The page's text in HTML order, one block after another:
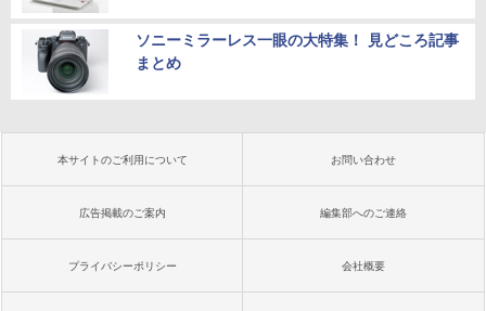
ソニーミラーレス一眼の大特集！ 見どころ記事
まとめ
本サイトのご利用について お問い合わせ
広告掲載のご案内 編集部へのご連絡
プライバシーポリシー 会社概要